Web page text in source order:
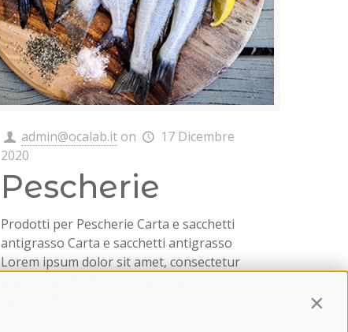
admin@ocalab.it on
17 Dicembre
2020
Pescherie
Prodotti per Pescherie Carta e sacchetti
antigrasso Carta e sacchetti antigrasso
Lorem ipsum dolor sit amet, consectetur